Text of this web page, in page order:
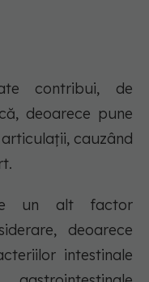
contribui, de
deoarece pune
cauzând
un alt factor
deoarece
intestinale